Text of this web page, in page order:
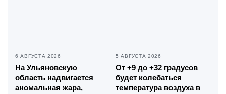
6 АВГУСТА 2026
На Ульяновскую
область надвигается
аномальная жара,
5 АВГУСТА 2026
От +9 до +32 градусов
будет колебаться
температура воздуха в